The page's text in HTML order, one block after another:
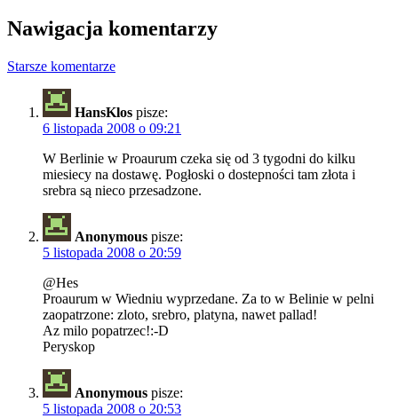
Nawigacja komentarzy
Starsze komentarze
HansKlos pisze:
6 listopada 2008 o 09:21
W Berlinie w Proaurum czeka się od 3 tygodni do kilku
miesiecy na dostawę. Pogłoski o dostepności tam złota i
srebra są nieco przesadzone.
Anonymous pisze:
5 listopada 2008 o 20:59
@Hes
Proaurum w Wiedniu wyprzedane. Za to w Belinie w pelni
zaopatrzone: zloto, srebro, platyna, nawet pallad!
Az milo popatrzec!:-D
Peryskop
Anonymous pisze:
5 listopada 2008 o 20:53